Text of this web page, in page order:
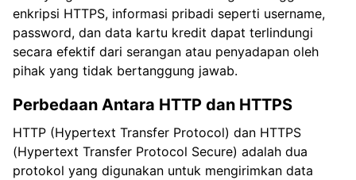
enkripsi HTTPS, informasi pribadi seperti username,
password, dan data kartu kredit dapat terlindungi
secara efektif dari serangan atau penyadapan oleh
pihak yang tidak bertanggung jawab.
Perbedaan Antara HTTP dan HTTPS
HTTP (Hypertext Transfer Protocol) dan HTTPS
(Hypertext Transfer Protocol Secure) adalah dua
protokol yang digunakan untuk mengirimkan data